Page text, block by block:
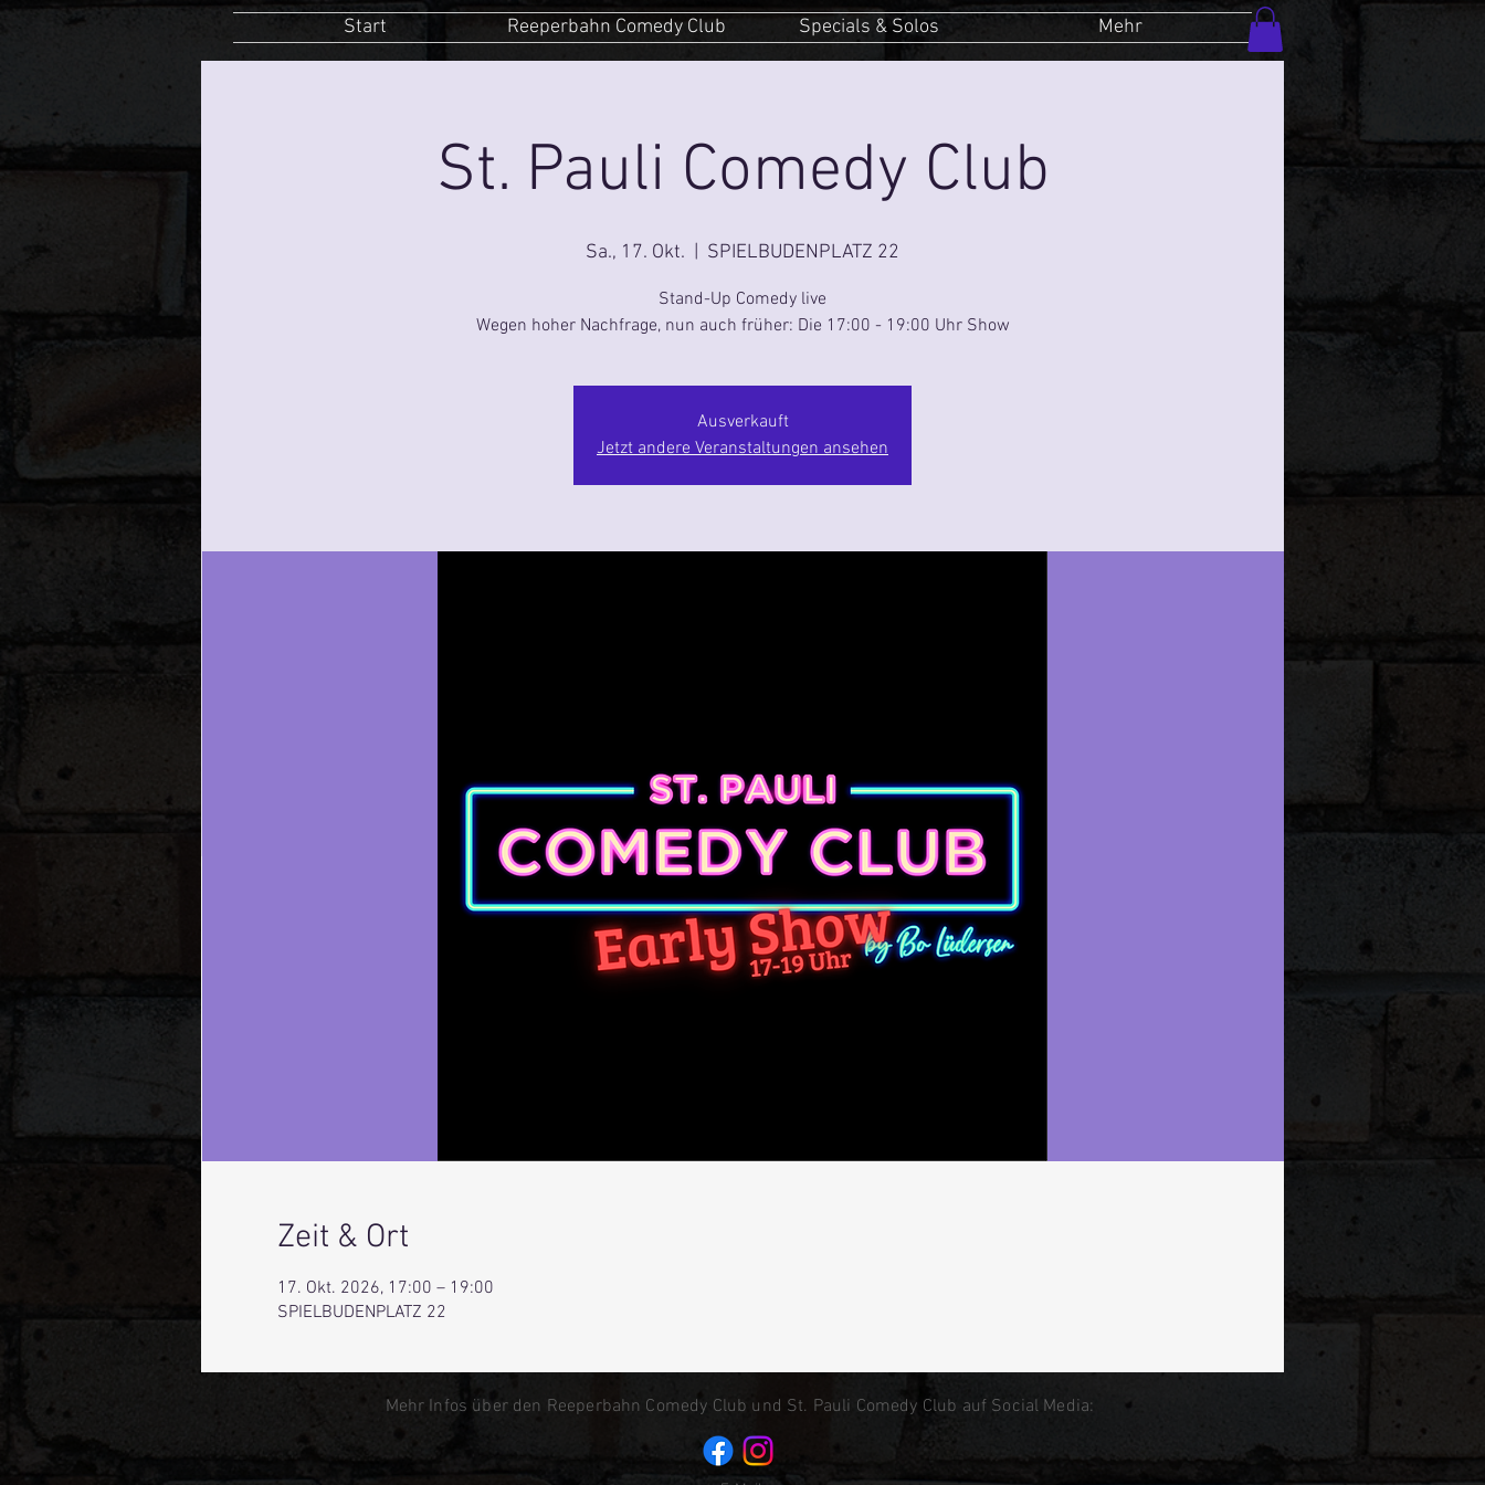
Start Reeperbahn Comedy Club Specials & Solos Mehr
St. Pauli Comedy Club
Sa., 17. Okt. SPIELBUDENPLATZ 22
Stand-Up Comedy live
Wegen hoher Nachfrage, nun auch früher: Die 17:00 - 19:00 Uhr Show
Ausverkauft
Jetzt andere Veranstaltungen ansehen
Zeit & Ort
17. Okt. 2026, 17:00 – 19:00
SPIELBUDENPLATZ 22
Mehr Infos über den Reeperbahn Comedy Club und St. Pauli Comedy Club auf Social Media: